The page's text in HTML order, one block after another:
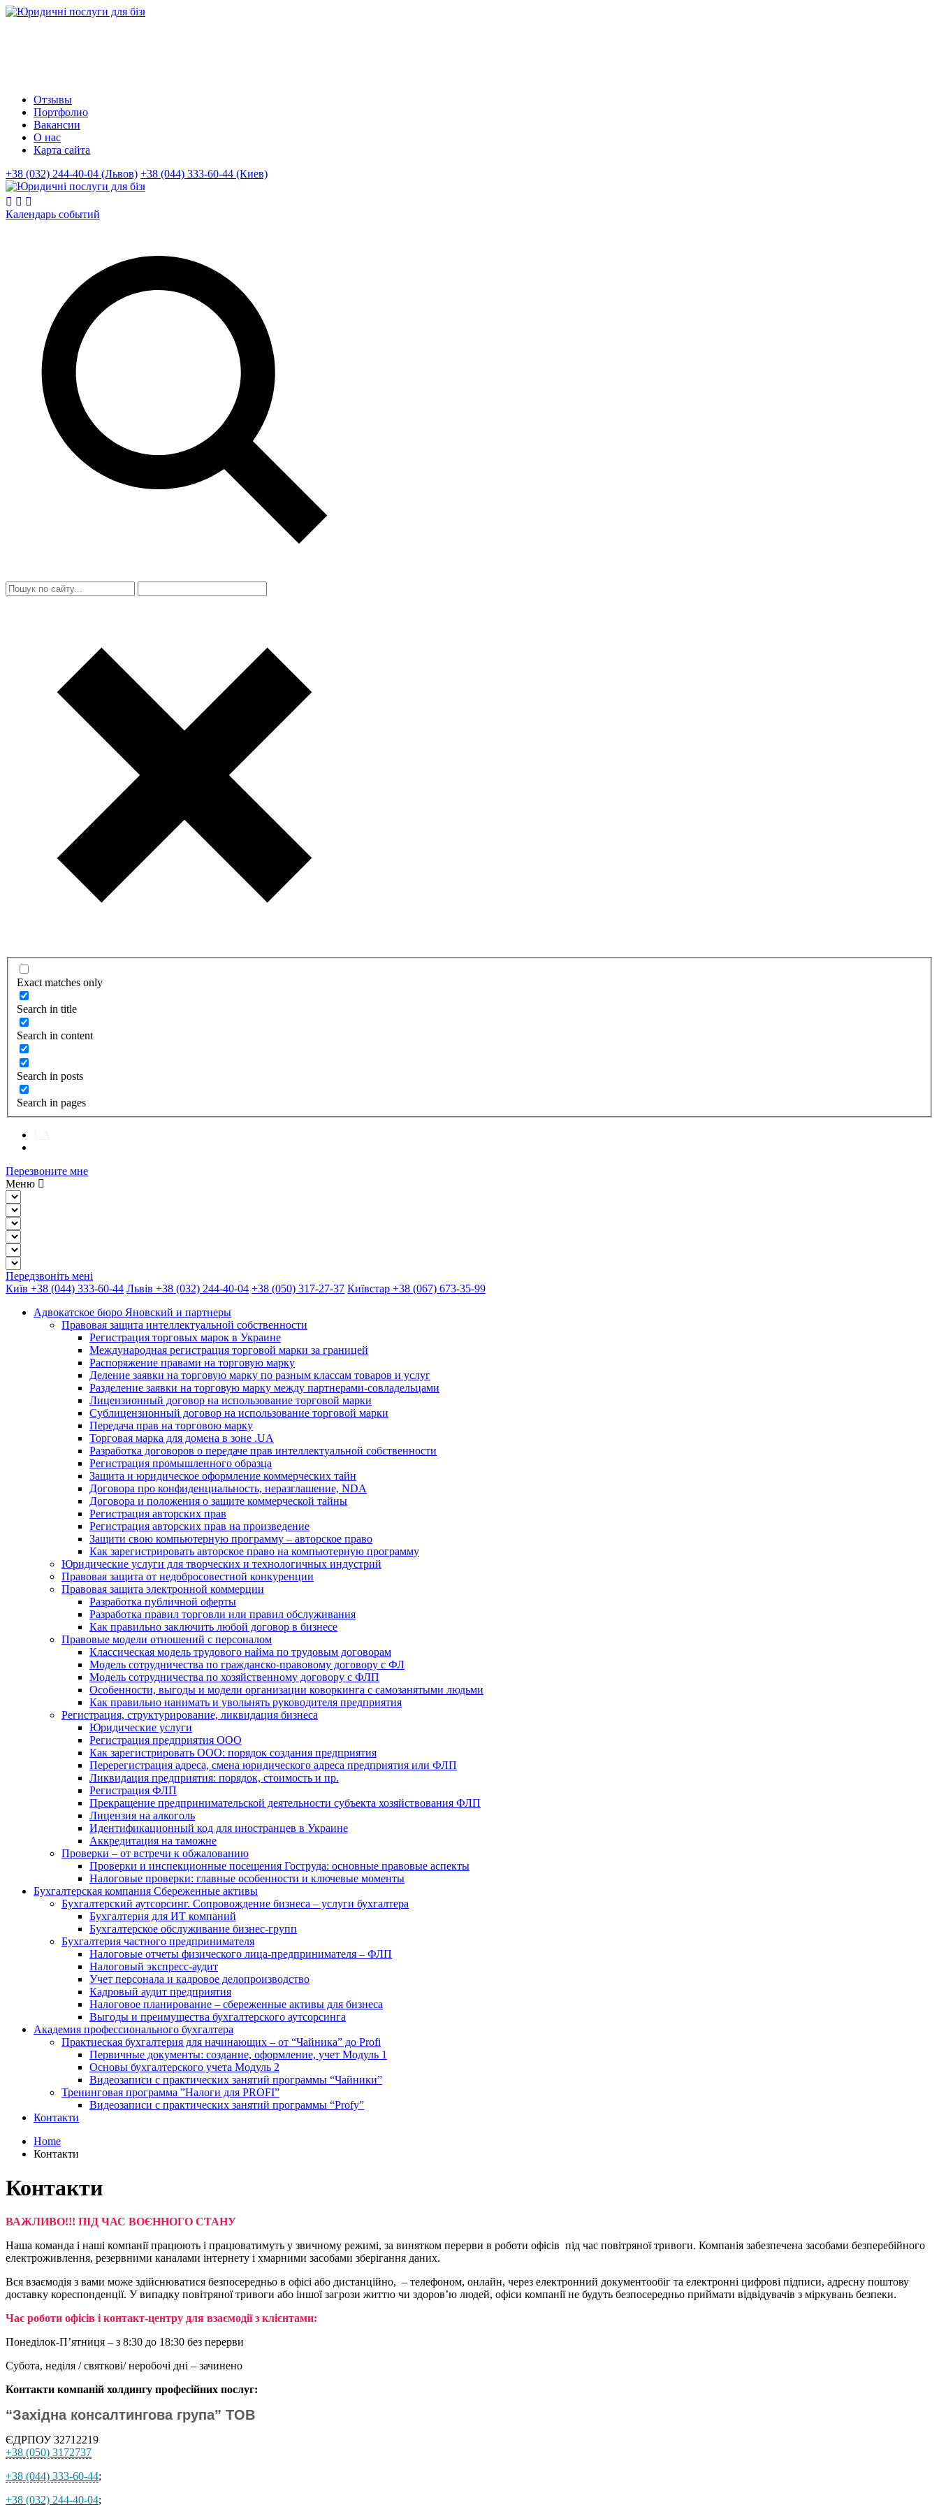
Отзывы
Портфолио
Вакансии
О нас
Карта сайта
+38 (032) 244-40-04 (Львов) +38 (044) 333-60-44 (Киев)
Календарь событий
Exact matches only
Search in title
Search in content
Search in posts
Search in pages
Перезвоните мне
Меню
Передзвоніть мені
Київ +38 (044) 333-60-44 Львів +38 (032) 244-40-04 +38 (050) 317-27-37 Київстар +38 (067) 673-35-99
Адвокатское бюро Яновский и партнеры
Правовая защита интеллектуальной собственности
Регистрация торговых марок в Украине
Международная регистрация торговой марки за границей
Распоряжение правами на торговую марку
Деление заявки на торговую марку по разным классам товаров и услуг
Разделение заявки на торговую марку между партнерами-совладельцами
Лицензионный договор на использование торговой марки
Сублицензионный договор на использование торговой марки
Передача прав на торговою марку
Торговая марка для домена в зоне .UA
Разработка договоров о передаче прав интеллектуальной собственности
Регистрация промышленного образца
Защита и юридическое оформление коммерческих тайн
Договора про конфиденциальность, неразглашение, NDA
Договора и положения о защите коммерческой тайны
Регистрация авторских прав
Регистрация авторских прав на произведение
Защити свою компьютерную программу – авторское право
Как зарегистрировать авторское право на компьютерную программу
Юридические услуги для творческих и технологичных индустрий
Правовая защита от недобросовестной конкуренции
Правовая защита электронной коммерции
Разработка публичной оферты
Разработка правил торговли или правил обслуживания
Как правильно заключить любой договор в бизнесе
Правовые модели отношений с персоналом
Классическая модель трудового найма по трудовым договорам
Модель сотрудничества по гражданско-правовому договору с ФЛ
Модель сотрудничества по хозяйственному договору с ФЛП
Особенности, выгоды и модели организации коворкинга с самозанятыми людьми
Как правильно нанимать и увольнять руководителя предприятия
Регистрация, структурирование, ликвидация бизнеса
Юридические услуги
Регистрация предприятия ООО
Как зарегистрировать ООО: порядок создания предприятия
Перерегистрация адреса, смена юридического адреса предприятия или ФЛП
Ликвидация предприятия: порядок, стоимость и пр.
Регистрация ФЛП
Прекращение предпринимательской деятельности субъекта хозяйствования ФЛП
Лицензия на алкоголь
Идентификационный код для иностранцев в Украине
Аккредитация на таможне
Проверки – от встречи к обжалованию
Проверки и инспекционные посещения Гоструда: основные правовые аспекты
Налоговые проверки: главные особенности и ключевые моменты
Бухгалтерская компания Сбереженные активы
Бухгалтерский аутсорсинг. Сопровождение бизнеса – услуги бухгалтера
Бухгалтерия для ИТ компаний
Бухгалтерское обслуживание бизнес-групп
Бухгалтерия частного предпринимателя
Налоговые отчеты физического лица-предпринимателя – ФЛП
Налоговый экспресс-аудит
Учет персонала и кадровое делопроизводство
Кадровый аудит предприятия
Налоговое планирование – сбереженные активы для бизнеса
Выгоды и преимущества бухгалтерского аутсорсинга
Академия профессионального бухгалтера
Практиеская бухгалтерия для начинающих – от “Чайника” до Profi
Первичные документы: создание, оформление, учет Модуль 1
Основы бухгалтерского учета Модуль 2
Видеозаписи с практических занятий программы “Чайники”
Тренинговая программа ”Налоги для PROFI”
Видеозаписи с практических занятий программы “Profy”
Контакти
Home
Контакти
Контакти
ВАЖЛИВО!!! ПІД ЧАС ВОЄННОГО СТАНУ
Наша команда і наші компанії працюють і працюватимуть у звичному режимі, за винятком перерви в роботи офісів під час повітряної тривоги. Компанія забезпечена засобами безперебійного
електроживлення, резервними каналами інтернету і хмарними засобами зберігання даних.
Вся взаємодія з вами може здійснюватися безпосередньо в офісі або дистанційно, – телефоном, онлайн, через електронний документообіг та електронні цифрові підписи, адресну поштову
доставку кореспонденції. У випадку повітряної тривоги або іншої загрози життю чи здоров’ю людей, офіси компанії не будуть безпосередньо приймати відвідувачів з міркувань безпеки.
Час роботи офісів і контакт-центру для взаємодії з клієнтами:
Понеділок-П’ятниця – з 8:30 до 18:30 без перерви
Субота, неділя / святкові/ неробочі дні – зачинено
Контакти компаній холдингу професійних послуг:
“Західна консалтингова група” ТОВ
ЄДРПОУ 32712219
+38 (050) 3172737
+38 (044) 333-60-44;
+38 (032) 244-40-04;